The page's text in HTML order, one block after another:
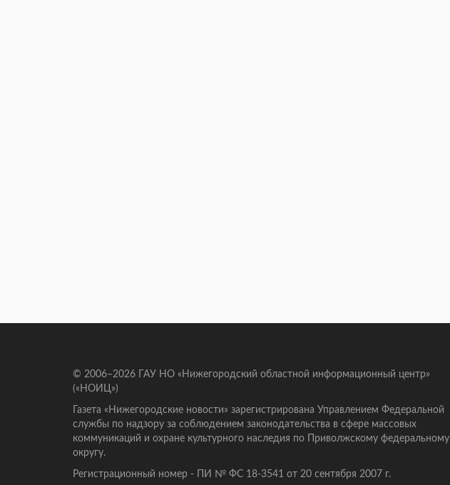
© 2006–2026 ГАУ НО «Нижегородский областной информационный центр»
(«НОИЦ»)
Газета «Нижегородские новости» зарегистрирована Управлением Федеральной
службы по надзору за соблюдением законодательства в сфере массовых
коммуникаций и охране культурного наследия по Приволжскому федеральному
округу.
Регистрационный номер - ПИ № ФС 18-3541 от 20 сентября 2007 г.